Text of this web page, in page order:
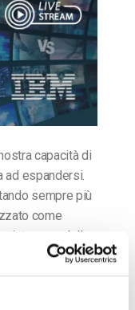
capacità di
ad espandersi.
sempre più
come
intero modello
in modo
di